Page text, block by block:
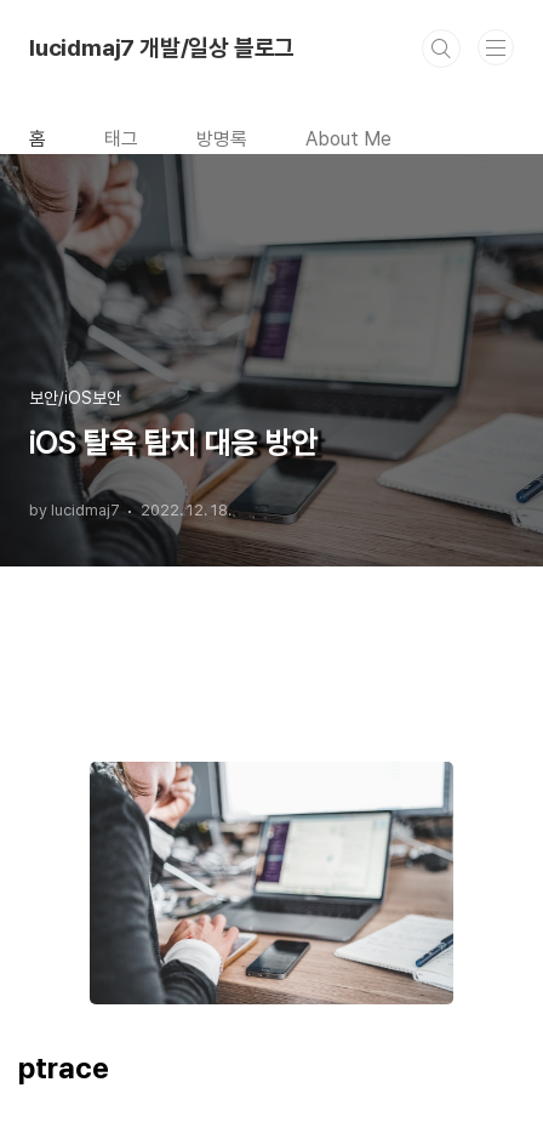
lucidmaj7 개발/일상 블로그
홈 태그 방명록 About Me
보안/iOS보안
iOS 탈옥 탐지 대응 방안
by lucidmaj7 2022. 12. 18.
ptrace